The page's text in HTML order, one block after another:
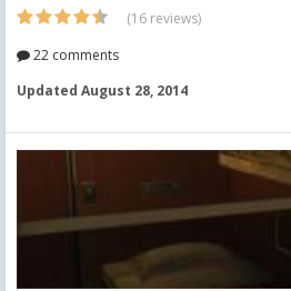
(16 reviews)
22 comments
Updated August 28, 2014